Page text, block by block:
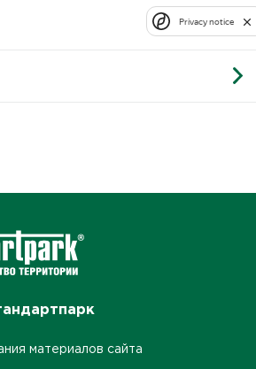
материалов сайта
Privacy notice